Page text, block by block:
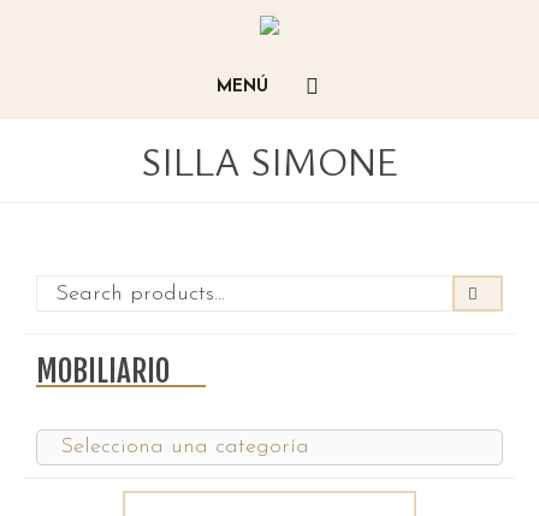
SILLA SIMONE
MOBILIARIO